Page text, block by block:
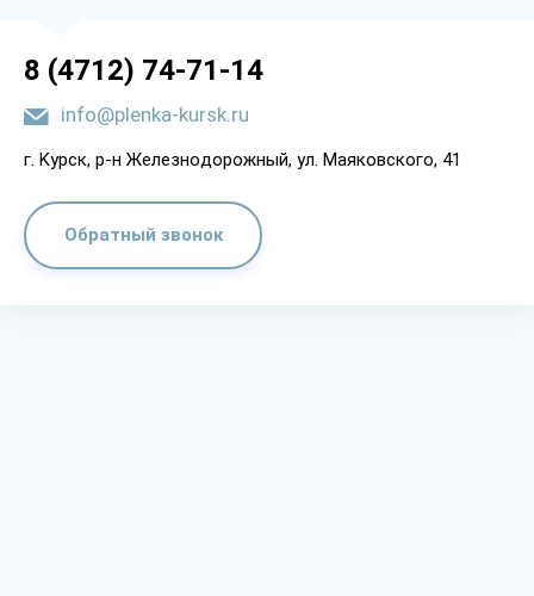
8 (4712) 74-71-14
info@plenka-kursk.ru
г. Kypcк, p-н Жeлeзнoдopoжный, yл. Мaякoвcкoгo, 41
Обратный звонок